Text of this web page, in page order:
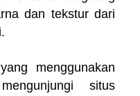
dan tekstur dari
menggunakan
situs